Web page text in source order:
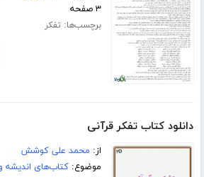
۳ صفحه
برچسب‌ها: تفکر
دانلود کتاب تفکر قرآنی
از: محمد علی کوشش
موضوع:کتاب‌های